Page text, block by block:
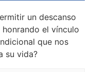
un descanso
el vínculo
que nos
su vida?